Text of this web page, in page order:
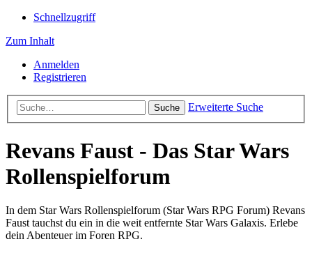
Schnellzugriff
Zum Inhalt
Anmelden
Registrieren
Suche Erweiterte Suche
Revans Faust - Das Star Wars
Rollenspielforum
In dem Star Wars Rollenspielforum (Star Wars RPG Forum) Revans
Faust tauchst du ein in die weit entfernte Star Wars Galaxis. Erlebe
dein Abenteuer im Foren RPG.